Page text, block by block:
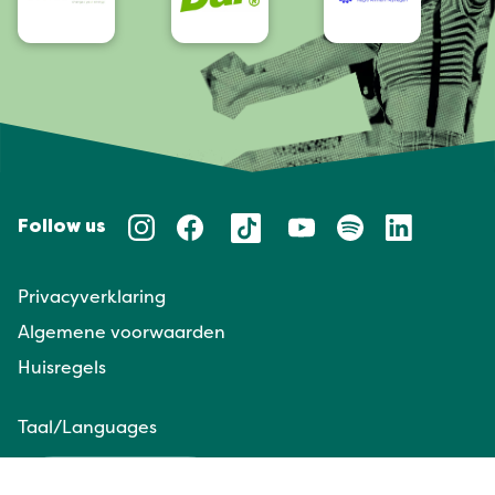
Follow us
Privacyverklaring
Algemene voorwaarden
Huisregels
Taal/Languages